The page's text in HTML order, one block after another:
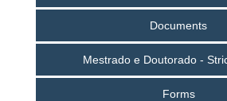
Documents
Mestrado e Doutorado -
Forms